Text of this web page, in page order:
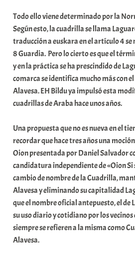
n
i
t
a
t
e
a
Todo ello viene determinado por la
Según esto, la cuadrilla se llama
traducción a euskara en el artículo 4 se
8 Guardia. Pero lo cierto es que el
y en la práctica se ha prescindido de
comarca se identifica mucho más con
Alavesa. EH Bildu ya impulsó esta
cuadrillas de Araba hace unos años.
Una propuesta que no es nueva en el
recordar que hace tres años una
Oion presentada por Daniel Salvador
candidatura independiente de «Oion Si
cambio de nombre de la Cuadrilla,
Alavesa y eliminando su capitalidad
que el nombre oficial antepuesto, el de
su uso diario y cotidiano por los vecinos
siempre se refieren a la misma como
Alavesa.